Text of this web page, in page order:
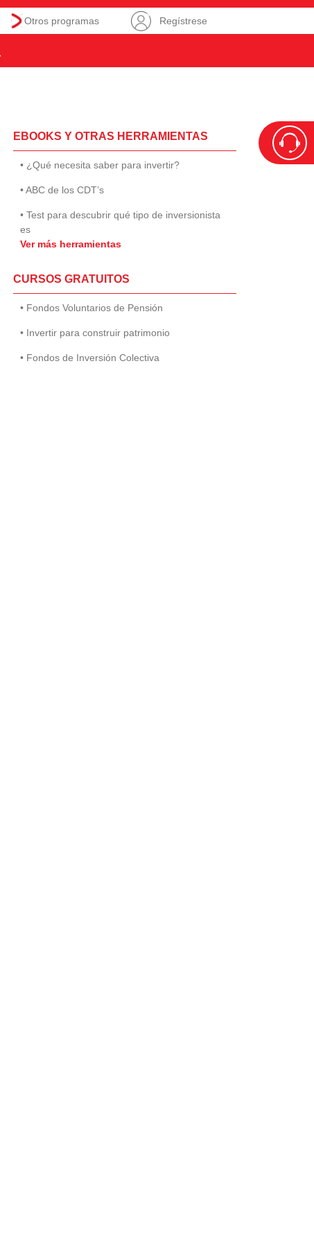
Otros programas Regístrese
EBOOKS Y OTRAS HERRAMIENTAS
• ¿Qué necesita saber para invertir?
• ABC de los CDT’s
• Test para descubrir qué tipo de inversionista
es
Ver más herramientas
CURSOS GRATUITOS
• Fondos Voluntarios de Pensión
• Invertir para construir patrimonio
• Fondos de Inversión Colectiva